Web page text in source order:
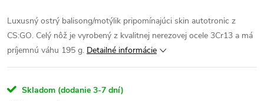
Luxusný ostrý balisong/motýlik pripomínajúci skin autotronic z
CS:GO. Celý nôž je vyrobený z kvalitnej nerezovej ocele 3Cr13 a má
príjemnú váhu 195 g. Detailné informácie
Skladom (dodanie 3-7 dní)